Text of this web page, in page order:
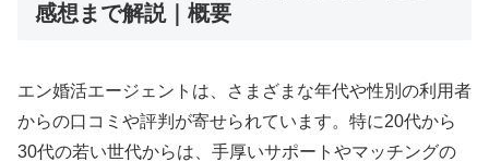
感想まで解説｜概要
エン婚活エージェントは、さまざまな年代や性別の利用者
からの口コミや評判が寄せられています。特に20代から
30代の若い世代からは、手厚いサポートやマッチングの